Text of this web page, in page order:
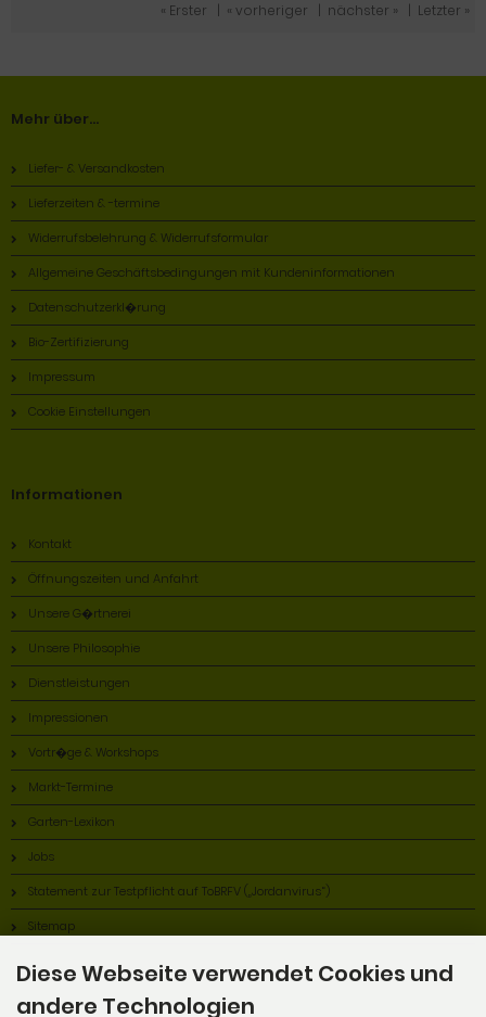
« Erster « vorheriger nächster » Letzter »
Mehr über...
Liefer- & Versandkosten
Lieferzeiten & -termine
Widerrufsbelehrung & Widerrufsformular
Allgemeine Geschäftsbedingungen mit Kundeninformationen
Datenschutzerkl�rung
Bio-Zertifizierung
Impressum
Cookie Einstellungen
Informationen
Kontakt
Öffnungszeiten und Anfahrt
Unsere G�rtnerei
Unsere Philosophie
Dienstleistungen
Impressionen
Vortr�ge & Workshops
Markt-Termine
Garten-Lexikon
Jobs
Statement zur Testpflicht auf ToBRFV („Jordanvirus“)
Sitemap
Diese Webseite verwendet Cookies und
andere Technologien